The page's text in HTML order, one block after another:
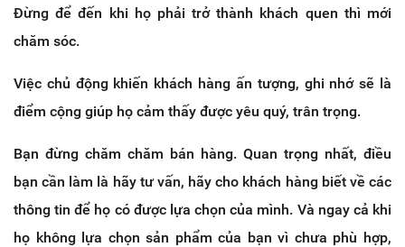
Đừng để đến khi họ phải trở thành khách quen thì mới
chăm sóc.
Việc chủ động khiến khách hàng ấn tượng, ghi nhớ sẽ là
điểm cộng giúp họ cảm thấy được yêu quý, trân trọng.
Bạn đừng chăm chăm bán hàng. Quan trọng nhất, điều
bạn cần làm là hãy tư vấn, hãy cho khách hàng biết về các
thông tin để họ có được lựa chọn của mình. Và ngay cả khi
họ không lựa chọn sản phẩm của bạn vì chưa phù hợp,